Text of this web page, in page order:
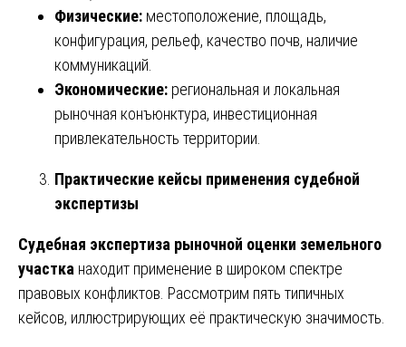
Физические: местоположение, площадь,
конфигурация, рельеф, качество почв, наличие
коммуникаций.
Экономические: региональная и локальная
рыночная конъюнктура, инвестиционная
привлекательность территории.
Практические кейсы применения судебной
экспертизы
Судебная экспертиза рыночной оценки земельного
участка находит применение в широком спектре
правовых конфликтов. Рассмотрим пять типичных
кейсов, иллюстрирующих её практическую значимость.